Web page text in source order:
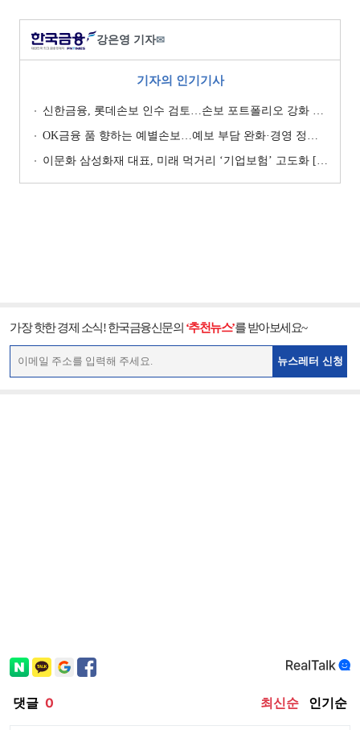
강은영 기자✉
기자의 인기기사
신한금융, 롯데손보 인수 검토…손보 포트폴리오 강화 승부수 [보험사 M&A 지형도]
OK금융 품 향하는 예별손보…예보 부담 완화·경영 정상화 기대 [예별손보 새 주인 찾기 ④]
이문화 삼성화재 대표, 미래 먹거리 ‘기업보험’ 고도화 [손보사 일반보험 전략 (1)]
가장 핫한 경제 소식! 한국금융신문의 ‘추천뉴스’를 받아보세요~
뉴스레터 신청